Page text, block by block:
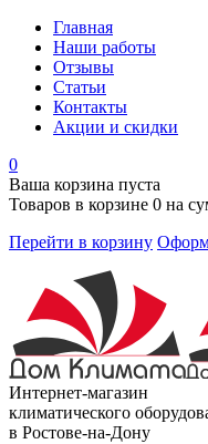
Главная
Наши работы
Отзывы
Статьи
Контакты
Акции и скидки
0
Ваша корзина пуста
Товаров в корзине 0 на
Перейти в корзину
Интернет-магазин
климатического
в Ростове-на-Дону